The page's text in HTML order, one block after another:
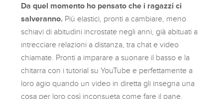
Da quel momento ho pensato che i ragazzi ci
salveranno. Più elastici, pronti a cambiare, meno
schiavi di abitudini incrostate negli anni, già abituati a
intrecciare relazioni a distanza, tra chat e video
chiamate. Pronti a imparare a suonare il basso e la
chitarra con i tutorial su YouTube e perfettamente a
loro agio quando un video in diretta gli insegna una
cosa per loro così inconsueta come fare il pane.